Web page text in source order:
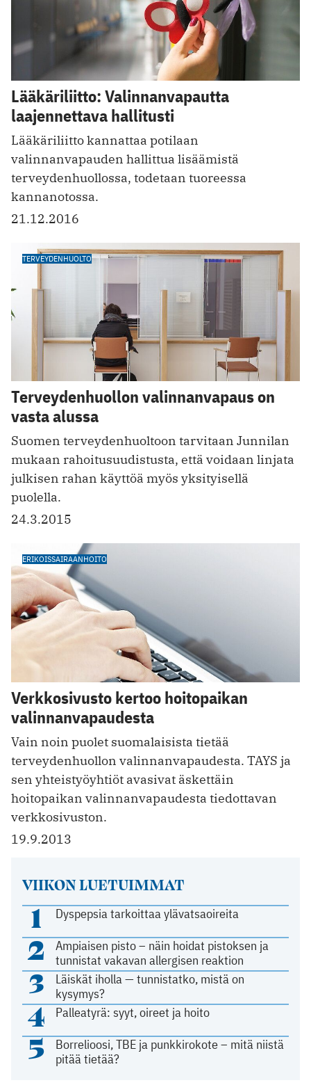
Lääkäriliitto: Valinnanvapautta
laajennettava hallitusti
Lääkäriliitto kannattaa potilaan
valinnanvapauden hallittua lisäämistä
terveydenhuollossa, todetaan tuoreessa
kannanotossa.
21.12.2016
TERVEYDENHUOLTO
Terveydenhuollon valinnanvapaus on
vasta alussa
Suomen terveydenhuoltoon tarvitaan Junnilan
mukaan rahoitusuudistusta, että voidaan linjata
julkisen rahan käyttöä myös yksityisellä
puolella.
24.3.2015
ERIKOISSAIRAANHOITO
Verkkosivusto kertoo hoitopaikan
valinnanvapaudesta
Vain noin puolet suomalaisista tietää
terveydenhuollon valinnanvapaudesta. TAYS ja
sen yhteistyöyhtiöt avasivat äskettäin
hoitopaikan valinnanvapaudesta tiedottavan
verkkosivuston.
19.9.2013
VIIKON LUETUIMMAT
1 Dyspepsia tarkoittaa ylävatsaoireita
2
Ampiaisen pisto – näin hoidat pistoksen ja
tunnistat vakavan allergisen reaktion
3
Läiskät iholla — tunnistatko, mistä on
kysymys?
4 Palleatyrä: syyt, oireet ja hoito
5
Borrelioosi, TBE ja punkkirokote – mitä niistä
pitää tietää?